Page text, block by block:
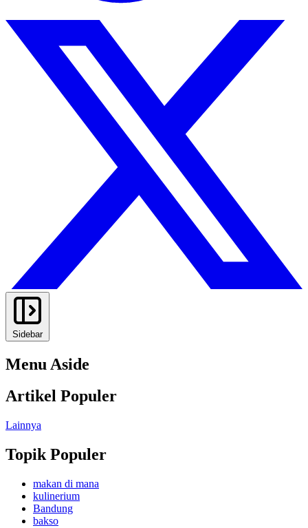
Sidebar
Menu Aside
Artikel Populer
Lainnya
Topik Populer
makan di mana
kulinerium
Bandung
bakso